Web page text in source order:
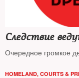
Следствие
Очередное громкое
HOMELAND, COURTS &